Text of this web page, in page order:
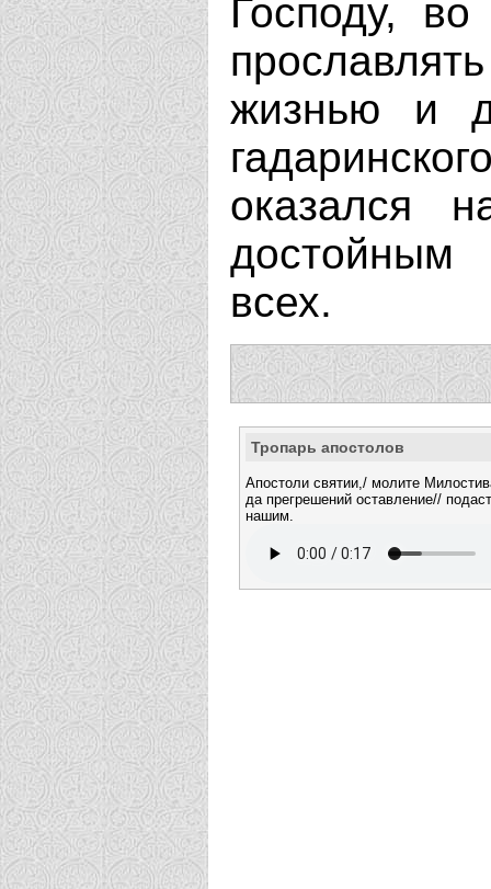
Господу,
жизнью и
оказался
всех.
Тропарь апостолов
Апостоли святии,/ молите
да прегрешений оставление//
нашим.